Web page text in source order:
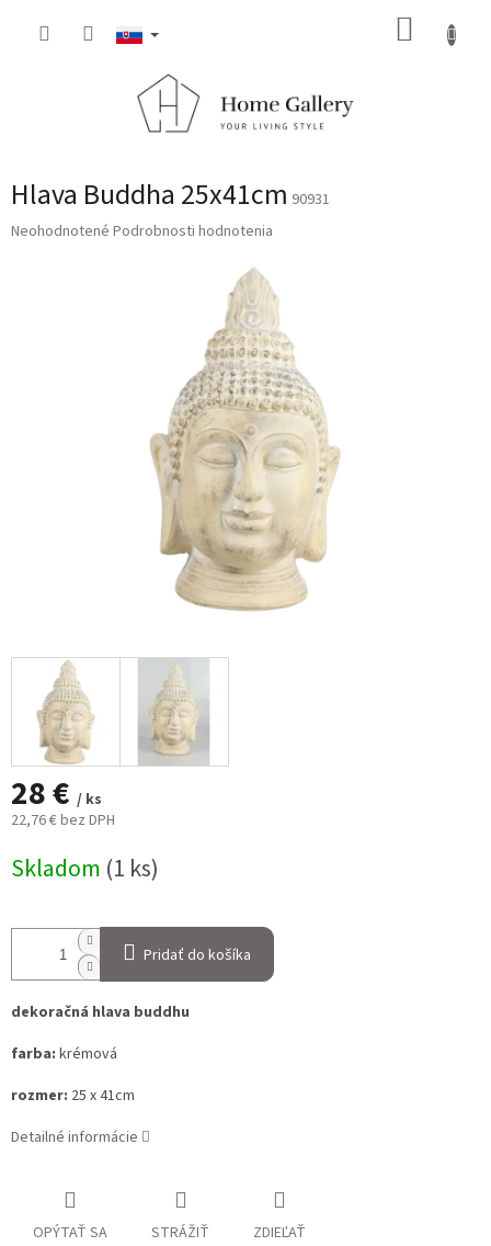
Hlava Buddha 25x41cm 90931
Priemerné
Neohodnotené Podrobnosti hodnotenia
28 € / ks
22,76 € bez DPH
cena:
Skladom (1 ks)
Pridať do košíka
dekoračná hlava buddhu
farba: krémová
rozmer: 25 x 41cm
Detailné informácie
OPÝTAŤ SA STRÁŽIŤ ZDIEĽAŤ